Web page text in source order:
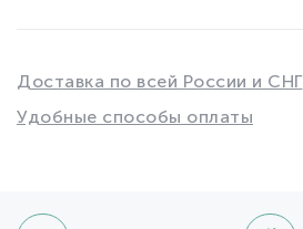
Доставка по всей России и СНГ
Удобные способы оплаты